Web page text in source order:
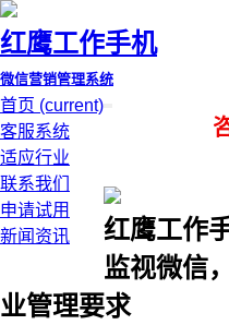
红鹰工作手机
微信营销管理系统
首页 (current)
客服系统
适应行业
联系我们
申请试用
新闻资讯
红鹰工作
监视微信
业管理要求